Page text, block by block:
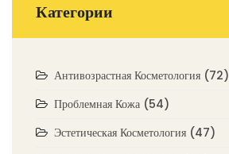
Категории
Антивозрастная Косметология (72)
Проблемная Кожа (54)
Эстетическая Косметология (47)